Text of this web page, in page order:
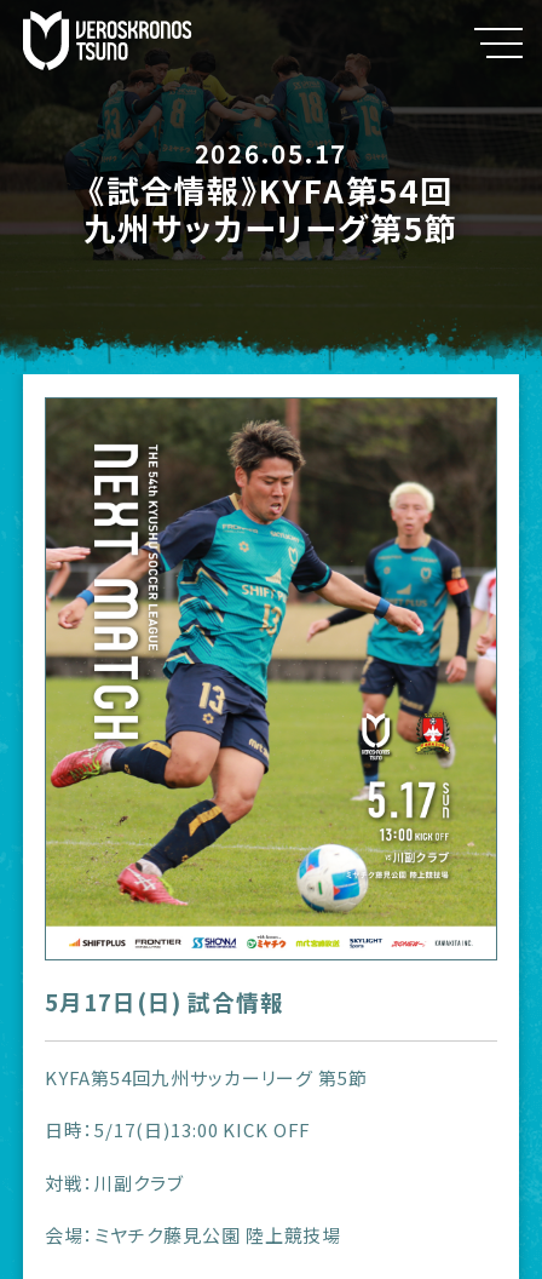
2026.05.17
《試合情報》KYFA第54回
九州サッカーリーグ第5節
5月17日(日) 試合情報
KYFA第54回九州サッカーリーグ 第5節
日時：5/17(日)13:00 KICK OFF
対戦：川副クラブ
会場：ミヤチク藤見公園 陸上競技場